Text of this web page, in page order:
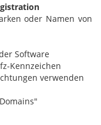
oder Namen von
Software
Kennzeichen
verwenden